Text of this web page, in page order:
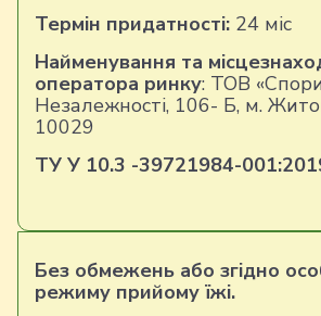
Термін придатності: 24 міс
Найменування та
оператора ринку: ТОВ
Незалежності, 106- Б, м.
10029
ТУ У 10.3 -39721984-00
Без обмежень або згідно
режиму прийому їжі.